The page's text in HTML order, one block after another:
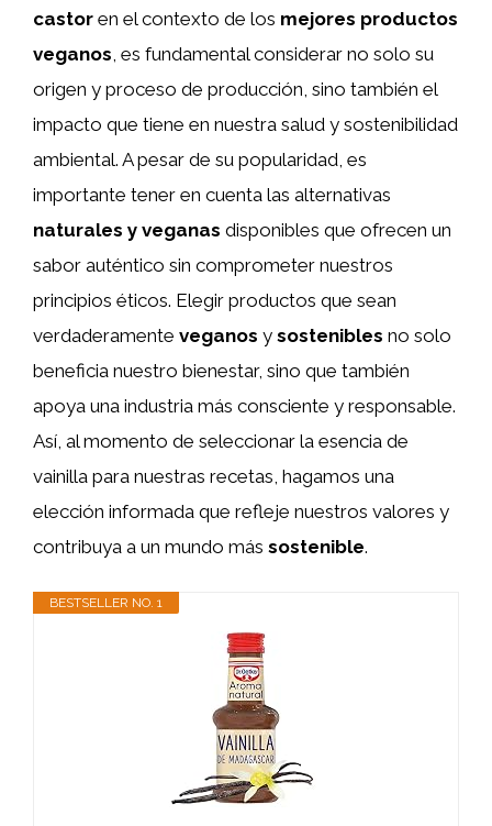
castor en el contexto de los mejores productos
veganos , es fundamental considerar no solo su
origen y proceso de producción, sino también el
impacto que tiene en nuestra salud y sostenibilidad
ambiental. A pesar de su popularidad, es
importante tener en cuenta las alternativas
naturales y veganas disponibles que ofrecen un
sabor auténtico sin comprometer nuestros
principios éticos. Elegir productos que sean
verdaderamente veganos y sostenibles no solo
beneficia nuestro bienestar, sino que también
apoya una industria más consciente y responsable.
Así, al momento de seleccionar la esencia de
vainilla para nuestras recetas, hagamos una
elección informada que refleje nuestros valores y
contribuya a un mundo más sostenible.
BESTSELLER NO. 1